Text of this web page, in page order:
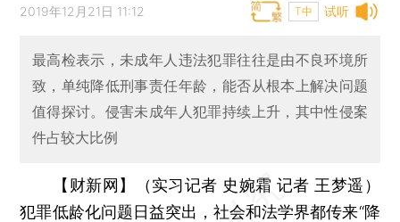
试听
2019年12月21日 11:12 T中
最高检表示，未成年人违法犯罪往往是由不良环境所
致，单纯降低刑事责任年龄，能否从根本上解决问题
值得探讨。侵害未成年人犯罪持续上升，其中性侵案
件占较大比例
【财新网】（实习记者 史婉霜 记者 王梦遥）
犯罪低龄化问题日益突出，社会和法学界都传来“降